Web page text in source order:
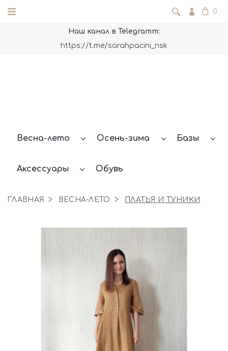
0
Наш канал в Telegramm:
https://t.me/sarahpacini_nsk
Весна-лето Осень-зима Базы
Аксессуары Обувь
ГЛАВНАЯ ВЕСНА-ЛЕТО ПЛАТЬЯ И ТУНИКИ